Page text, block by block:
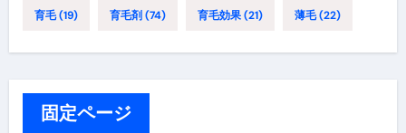
育毛(19) 育毛剤(74) 育毛効果(21) 薄毛(22)
固定ページ